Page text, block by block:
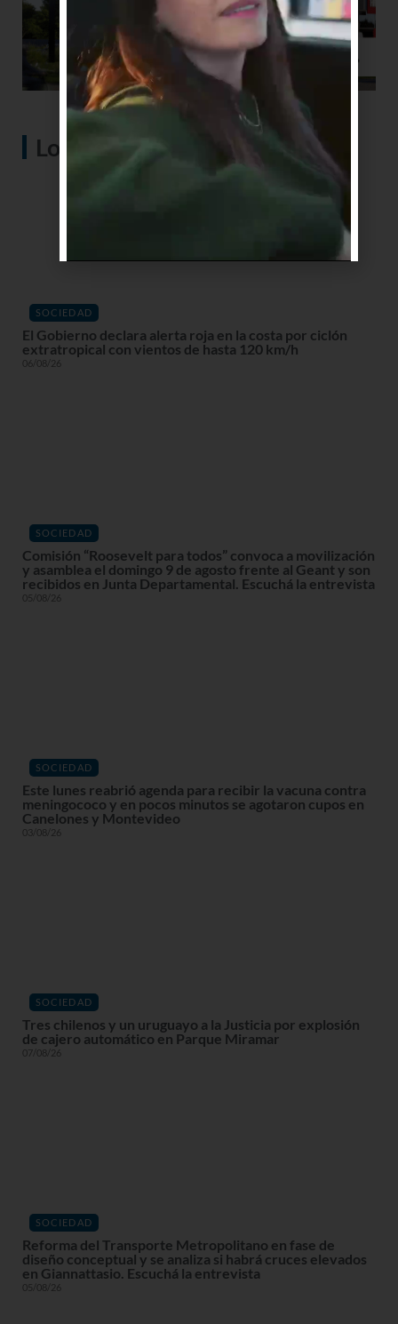
Lo más visto
SOCIEDAD
El Gobierno declara alerta roja en la costa por ciclón
extratropical con vientos de hasta 120 km/h
06/08/26
SOCIEDAD
Comisión “Roosevelt para todos” convoca a movilización
y asamblea el domingo 9 de agosto frente al Geant y son
recibidos en Junta Departamental. Escuchá la entrevista
05/08/26
SOCIEDAD
Este lunes reabrió agenda para recibir la vacuna contra
meningococo y en pocos minutos se agotaron cupos en
Canelones y Montevideo
03/08/26
SOCIEDAD
Tres chilenos y un uruguayo a la Justicia por explosión
de cajero automático en Parque Miramar
07/08/26
SOCIEDAD
Reforma del Transporte Metropolitano en fase de
diseño conceptual y se analiza si habrá cruces elevados
en Giannattasio. Escuchá la entrevista
05/08/26